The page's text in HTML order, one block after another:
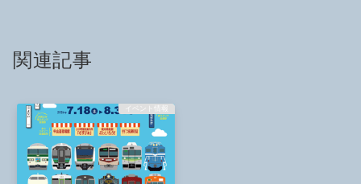
関連記事
イベント情報